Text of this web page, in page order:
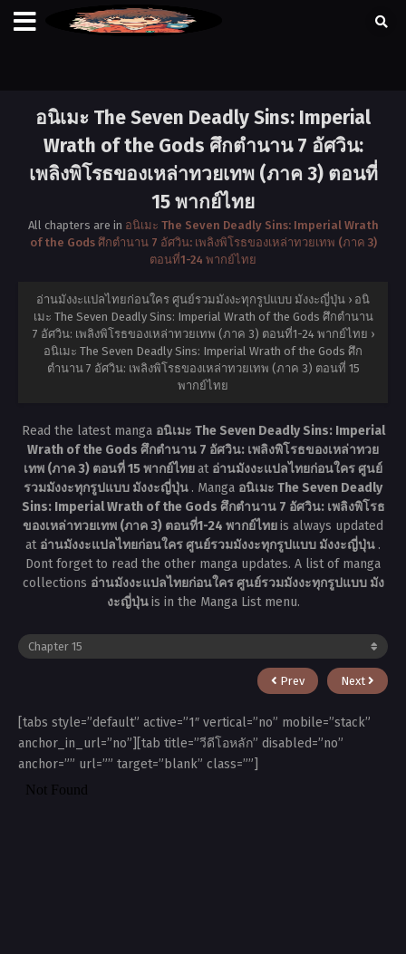
อนิเมะ The Seven Deadly Sins: Imperial
Wrath of the Gods ศึกตำนาน 7 อัศวิน:
เพลิงพิโรธของเหล่าทวยเทพ (ภาค 3) ตอนที่
15 พากย์ไทย
All chapters are in อนิเมะ The Seven Deadly Sins: Imperial Wrath
of the Gods ศึกตำนาน 7 อัศวิน: เพลิงพิโรธของเหล่าทวยเทพ (ภาค 3)
ตอนที่1-24 พากย์ไทย
อ่านมังงะแปลไทยก่อนใคร ศูนย์รวมมังงะทุกรูปแบบ มังงะญี่ปุ่น › อนิ
เมะ The Seven Deadly Sins: Imperial Wrath of the Gods ศึกตำนาน
7 อัศวิน: เพลิงพิโรธของเหล่าทวยเทพ (ภาค 3) ตอนที่1-24 พากย์ไทย ›
อนิเมะ The Seven Deadly Sins: Imperial Wrath of the Gods ศึก
ตำนาน 7 อัศวิน: เพลิงพิโรธของเหล่าทวยเทพ (ภาค 3) ตอนที่ 15
พากย์ไทย
Read the latest manga อนิเมะ The Seven Deadly Sins: Imperial
Wrath of the Gods ศึกตำนาน 7 อัศวิน: เพลิงพิโรธของเหล่าทวย
เทพ (ภาค 3) ตอนที่ 15 พากย์ไทยat อ่านมังงะแปลไทยก่อนใคร ศูนย์
รวมมังงะทุกรูปแบบ มังงะญี่ปุ่น . Manga อนิเมะ The Seven Deadly
Sins: Imperial Wrath of the Gods ศึกตำนาน 7 อัศวิน: เพลิงพิโรธ
ของเหล่าทวยเทพ (ภาค 3) ตอนที่1-24 พากย์ไทยis always updated
at อ่านมังงะแปลไทยก่อนใคร ศูนย์รวมมังงะทุกรูปแบบ มังงะญี่ปุ่น .
Dont forget to read the other manga updates. A list of manga
collections อ่านมังงะแปลไทยก่อนใคร ศูนย์รวมมังงะทุกรูปแบบ มัง
งะญี่ปุ่นis in the Manga List menu.
Prev Next
[tabs style=”default” active=”1″ vertical=”no” mobile=”stack”
anchor_in_url=”no”][tab title=”วีดีโอหลัก” disabled=”no”
anchor=”” url=”” target=”blank” class=””]